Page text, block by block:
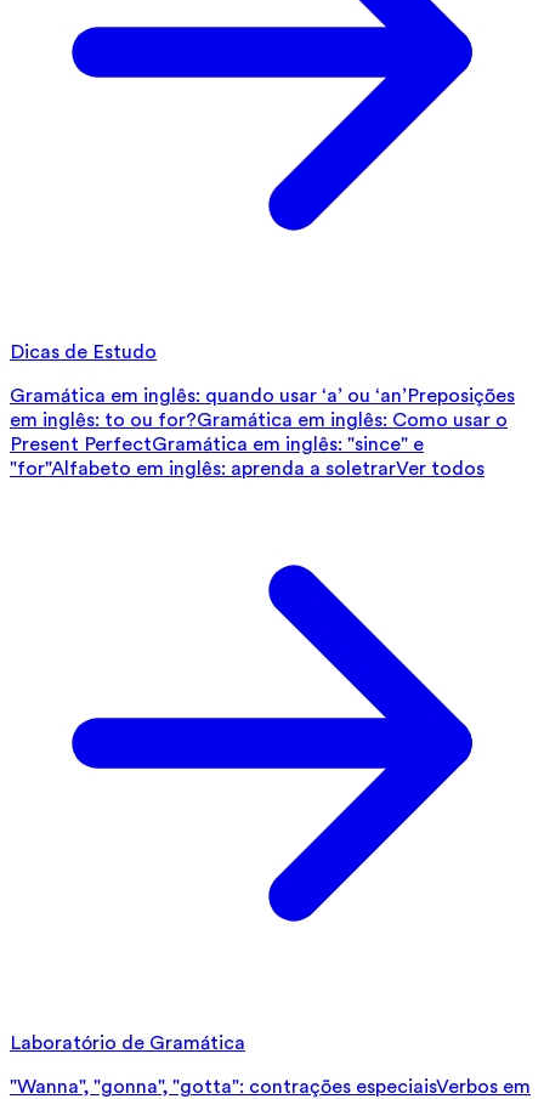
Dicas de Estudo
Gramática em inglês: quando usar ‘a’ ou ‘an’Preposições
em inglês: to ou for?Gramática em inglês: Como usar o
Present PerfectGramática em inglês: "since" e
"for"Alfabeto em inglês: aprenda a soletrarVer todos
Laboratório de Gramática
"Wanna", "gonna", "gotta": contrações especiaisVerbos em